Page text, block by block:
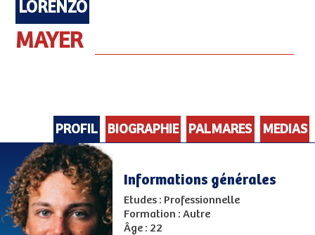
LORENZO
MAYER
PROFIL BIOGRAPHIE PALMARES MEDIAS
Informations générales
Etudes : Professionnelle
Formation : Autre
Âge : 22